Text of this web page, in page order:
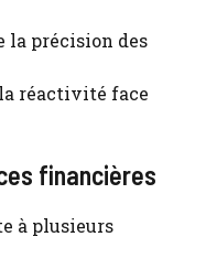
la précision des
réactivité face
financières
à plusieurs